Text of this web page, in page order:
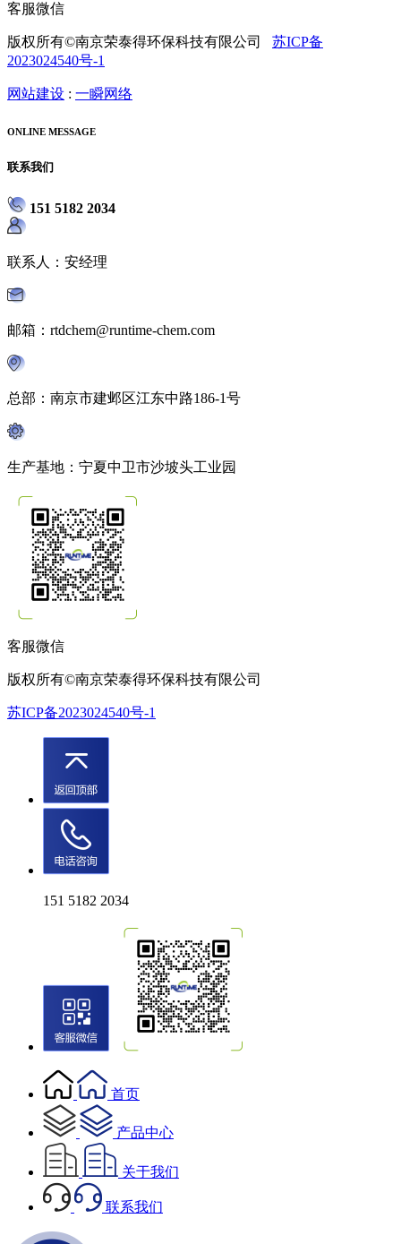
客服微信
版权所有©南京荣泰得环保科技有限公司 苏ICP备
2023024540号-1
网站建设 : 一瞬网络
ONLINE MESSAGE
联系我们
151 5182 2034
联系人：安经理
邮箱：rtdchem@runtime-chem.com
总部：南京市建邺区江东中路186-1号
生产基地：宁夏中卫市沙坡头工业园
客服微信
版权所有©南京荣泰得环保科技有限公司
苏ICP备2023024540号-1
151 5182 2034
首页
产品中心
关于我们
联系我们